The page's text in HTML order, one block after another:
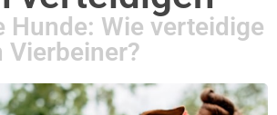
Hunde: Wie verteidige
Vierbeiner?